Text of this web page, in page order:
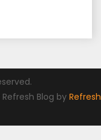
Blog byRefresh